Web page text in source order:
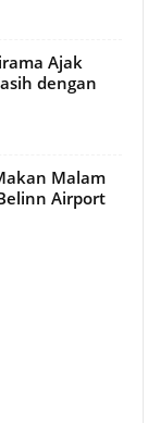
Ajak
dengan
Malam
Airport